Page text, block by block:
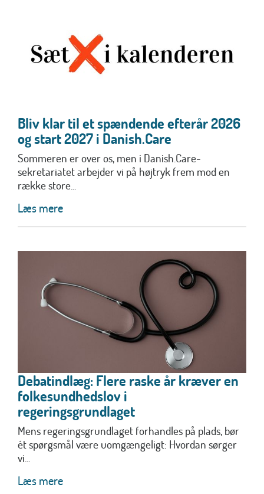
Bliv klar til et spændende efterår 2026
og start 2027 i Danish.Care
Sommeren er over os, men i Danish.Care-
sekretariatet arbejder vi på højtryk frem mod en
række store...
Læs mere
Debatindlæg: Flere raske år kræver en
folkesundhedslov i
regeringsgrundlaget
Mens regeringsgrundlaget forhandles på plads, bør
ét spørgsmål være uomgængeligt: Hvordan sørger
vi...
Læs mere